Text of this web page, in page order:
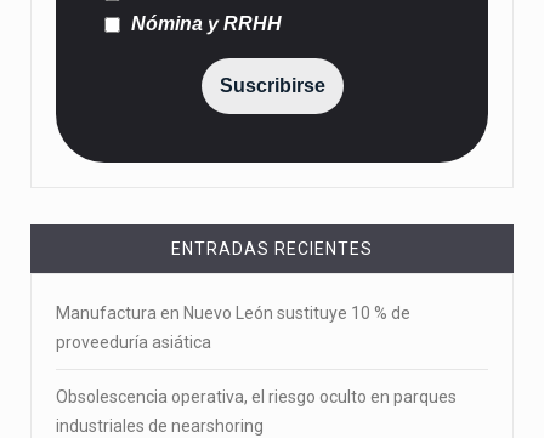
Nómina y RRHH
Suscribirse
ENTRADAS RECIENTES
Manufactura en Nuevo León sustituye 10 % de
proveeduría asiática
Obsolescencia operativa, el riesgo oculto en parques
industriales de nearshoring